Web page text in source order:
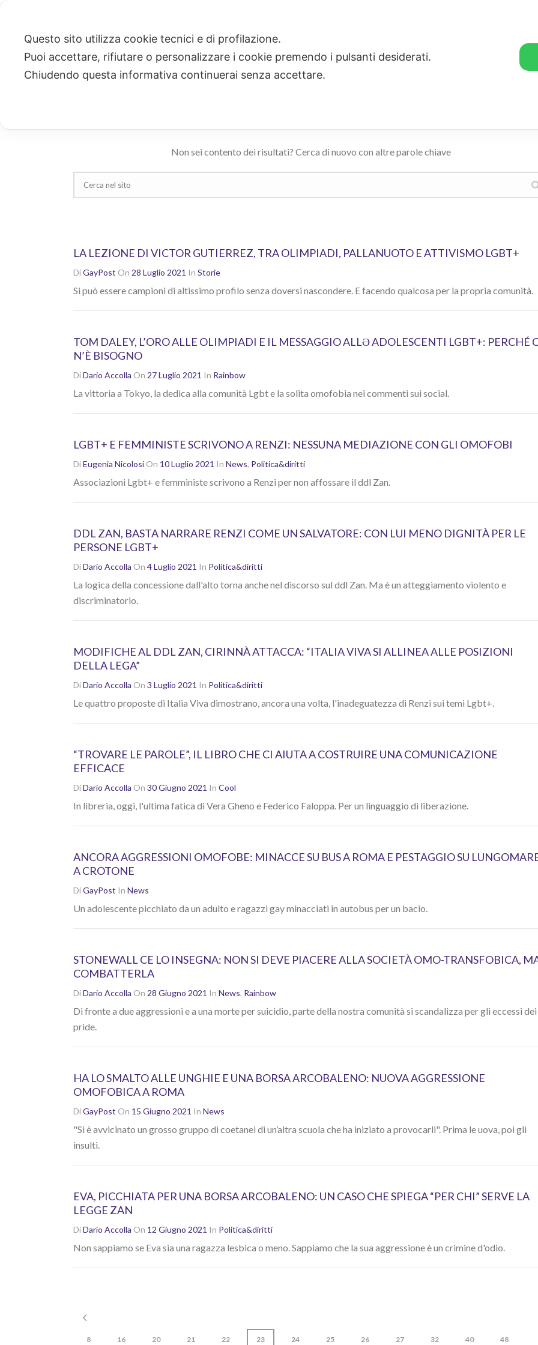
CERCA
Non sei contento dei risultati? Cerca di nuovo con altre parole chiave
LA LEZIONE DI VICTOR GUTIERREZ, TRA OLIMPIADI, PALLANUOTO E ATTIVISMO LGBT+
DiGayPost On 28 Luglio 2021 In Storie
Si può essere campioni di altissimo profilo senza doversi nascondere. E facendo qualcosa per la propria comunità.
TOM DALEY, L’ORO ALLE OLIMPIADI E IL MESSAGGIO ALLƏ ADOLESCENTI LGBT+: PERCHÉ
N’È BISOGNO
DiDario Accolla On 27 Luglio 2021 In Rainbow
La vittoria a Tokyo, la dedica alla comunità Lgbt e la solita omofobia nei commenti sui social.
LGBT+ E FEMMINISTE SCRIVONO A RENZI: NESSUNA MEDIAZIONE CON GLI OMOFOBI
DiEugenia Nicolosi On 10 Luglio 2021 In News, Politica&diritti
Associazioni Lgbt+ e femministe scrivono a Renzi per non affossare il ddl Zan.
DDL ZAN, BASTA NARRARE RENZI COME UN SALVATORE: CON LUI MENO DIGNITÀ PER LE
PERSONE LGBT+
DiDario Accolla On 4 Luglio 2021 In Politica&diritti
La logica della concessione dall'alto torna anche nel discorso sul ddl Zan. Ma è un atteggiamento violento e
discriminatorio.
MODIFICHE AL DDL ZAN, CIRINNÀ ATTACCA: “ITALIA VIVA SI ALLINEA ALLE POSIZIONI
DELLA LEGA”
DiDario Accolla On 3 Luglio 2021 In Politica&diritti
Le quattro proposte di Italia Viva dimostrano, ancora una volta, l'inadeguatezza di Renzi sui temi Lgbt+.
“TROVARE LE PAROLE”, IL LIBRO CHE CI AIUTA A COSTRUIRE UNA COMUNICAZIONE
EFFICACE
DiDario Accolla On 30 Giugno 2021 In Cool
In libreria, oggi, l'ultima fatica di Vera Gheno e Federico Faloppa. Per un linguaggio di liberazione.
ANCORA AGGRESSIONI OMOFOBE: MINACCE SU BUS A ROMA E PESTAGGIO SU
A CROTONE
DiGayPost In News
Un adolescente picchiato da un adulto e ragazzi gay minacciati in autobus per un bacio.
STONEWALL CE LO INSEGNA: NON SI DEVE PIACERE ALLA SOCIETÀ OMO-TRANSFOBICA,
COMBATTERLA
DiDario Accolla On 28 Giugno 2021 In News, Rainbow
Di fronte a due aggressioni e a una morte per suicidio, parte della nostra comunità si scandalizza per gli eccessi dei
pride.
HA LO SMALTO ALLE UNGHIE E UNA BORSA ARCOBALENO: NUOVA AGGRESSIONE
OMOFOBICA A ROMA
DiGayPost On 15 Giugno 2021 In News
"Si è avvicinato un grosso gruppo di coetanei di un’altra scuola che ha iniziato a provocarli". Prima le uova, poi gli
insulti.
EVA, PICCHIATA PER UNA BORSA ARCOBALENO: UN CASO CHE SPIEGA “PER CHI” SERVE LA
LEGGE ZAN
DiDario Accolla On 12 Giugno 2021 In Politica&diritti
Non sappiamo se Eva sia una ragazza lesbica o meno. Sappiamo che la sua aggressione è un crimine d'odio.
8 16 20 21 22 23 24 25 26 27 32 40 48
Questo sito utilizza cookie tecnici e di profilazione.
Puoi accettare, rifiutare o personalizzare i cookie premendo i pulsanti desiderati.
Chiudendo questa informativa continuerai senza accettare.